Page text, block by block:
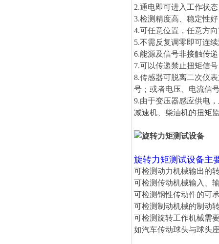
2.通电即可进入工作状
3.检测精度高、稳定性
4.可任意位置，任意方
5.不需反复调零即可连
6.能源及信号非接触传
7.可以传递禁止扭矩信
8.传感器可脱离二次仪
号；或者电压、电流信
9.由于变压器感应供电
减速机、柴油机的扭矩
旋转力矩测试设备主
可检测动力机械输出的
可检测传动机械输入、
可检测钢性传动件的可
可检测制动机械的制动
可检测旋转工作机械需
如汽车传动球头与球头